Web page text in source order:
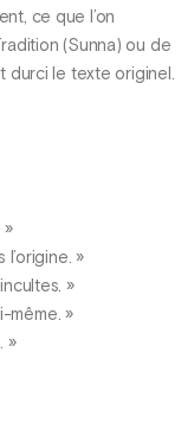
ce que l’on
(Sunna) ou de
durci le texte originel.
»
»
»
même. »
»